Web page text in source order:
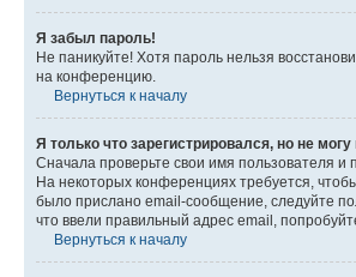
Я забыл пароль!
Не паникуйте! Хотя пароль нельзя
на конференцию.
Вернуться к началу
Я только что зарегистрировался, но не могу
Сначала проверьте свои имя пользователя и
На некоторых конференциях требуется,
было прислано email-сообщение, следуйте
что ввели правильный адрес email,
Вернуться к началу